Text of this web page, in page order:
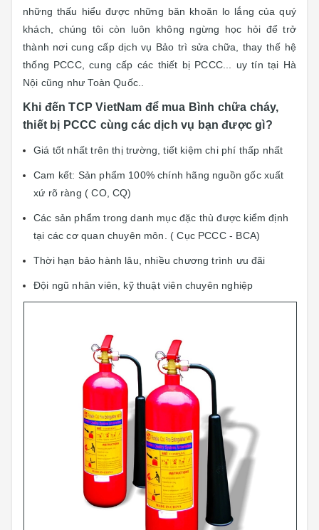
những thấu hiểu được những băn khoăn lo lắng của quý
khách, chúng tôi còn luôn không ngừng học hỏi để trở
thành nơi cung cấp dịch vụ Bảo trì sửa chữa, thay thế hệ
thống PCCC, cung cấp các thiết bị PCCC... uy tín tại Hà
Nội cũng như Toàn Quốc..
Khi đến TCP VietNam để mua Bình chữa cháy,
thiết bị PCCC cùng các dịch vụ bạn được gì?
Giá tốt nhất trên thị trường, tiết kiệm chi phí thấp nhất
Cam kết: Sản phẩm 100% chính hãng nguồn gốc xuất
xứ rõ ràng ( CO, CQ)
Các sản phẩm trong danh mục đặc thù được kiểm định
tại các cơ quan chuyên môn. ( Cục PCCC - BCA)
Thời hạn bảo hành lâu, nhiều chương trình ưu đãi
Đội ngũ nhân viên, kỹ thuật viên chuyên nghiệp